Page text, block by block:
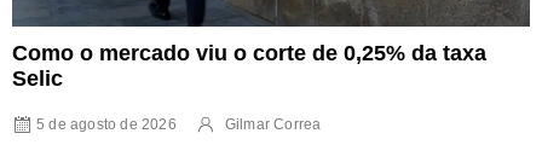
Como o mercado viu o corte de 0,25% da taxa
Selic
5 de agosto de 2026 Gilmar Correa